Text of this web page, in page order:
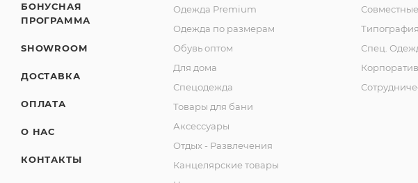
БОНУСНАЯ
ПРОГРАММА
SHOWROOM
ДОСТАВКА
ОПЛАТА
О НАС
КОНТАКТЫ
Одежда Premium
Одежда по размерам
Обувь оптом
Для дома
Спецодежда
Товары для бани
Аксессуары
Отдых - Развлечения
Канцелярские товары
Спец.